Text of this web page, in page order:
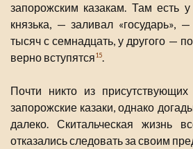
запорожским казакам. Там есть
князька, — заливал «государь»,
тысяч с семнадцать, у другого —
верно вступятся15.
Почти никто из
запорожские казаки, однако
далеко. Скитальческая жизнь
отказались следовать за своим